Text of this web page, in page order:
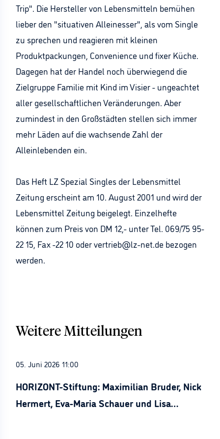
Trip". Die Hersteller von Lebensmitteln bemühen
lieber den "situativen Alleinesser", als vom Single
zu sprechen und reagieren mit kleinen
Produktpackungen, Convenience und fixer Küche.
Dagegen hat der Handel noch überwiegend die
Zielgruppe Familie mit Kind im Visier - ungeachtet
aller gesellschaftlichen Veränderungen. Aber
zumindest in den Großstädten stellen sich immer
mehr Läden auf die wachsende Zahl der
Alleinlebenden ein.
Das Heft LZ Spezial Singles der Lebensmittel
Zeitung erscheint am 10. August 2001 und wird der
Lebensmittel Zeitung beigelegt. Einzelhefte
können zum Preis von DM 12,- unter Tel. 069/75 95-
22 15, Fax -22 10 oder vertrieb@lz-net.de bezogen
werden.
Weitere Mitteilungen
05. Juni 2026 11:00
HORIZONT-Stiftung: Maximilian Bruder, Nick
Hermert, Eva-Maria Schauer und Lisa